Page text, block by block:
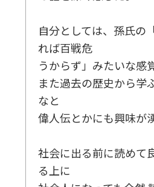
自分としては、孫氏の
れば百戦危
うからず」みたいな感
また過去の歴史から学
なと
偉人伝とかにも興味が
社会に出る前に読めて
る上に